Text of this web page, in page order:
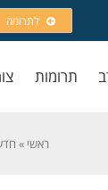
לתרומה
תרומות
ראשי »